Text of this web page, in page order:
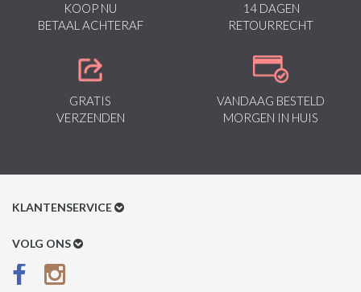
KOOP NU
BETAAL ACHTERAF
14 DAGEN
RETOURRECHT
GRATIS
VERZENDEN
VANDAAG BESTELD
MORGEN IN HUIS
KLANTENSERVICE
Klantenservice
Betaalmethoden
VOLG ONS